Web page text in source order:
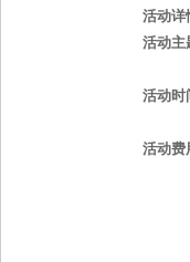
活动详
活动主
活动时
活动费